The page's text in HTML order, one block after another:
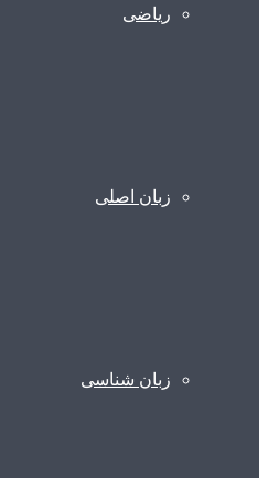
ریاضی
زبان اصلی
زبان شناسی